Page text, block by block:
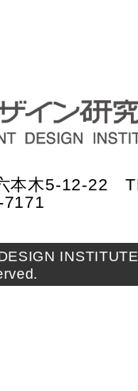
本木5-12-22
7171